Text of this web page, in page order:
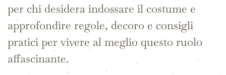
per chi desidera indossare il costume e
approfondire regole, decoro e consigli
pratici per vivere al meglio questo ruolo
affascinante.